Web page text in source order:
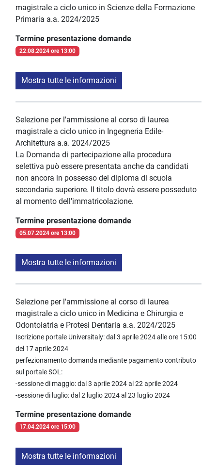
magistrale a ciclo unico in Scienze della Formazione
Primaria a.a. 2024/2025
Termine presentazione domande
22.08.2024 ore 13:00
Mostra tutte le informazioni
Selezione per l'ammissione al corso di laurea
magistrale a ciclo unico in Ingegneria Edile-
Architettura a.a. 2024/2025
La Domanda di partecipazione alla procedura
selettiva può essere presentata anche da candidati
non ancora in possesso del diploma di scuola
secondaria superiore. Il titolo dovrà essere posseduto
al momento dell'immatricolazione.
Termine presentazione domande
05.07.2024 ore 13:00
Mostra tutte le informazioni
Selezione per l'ammissione al corso di laurea
magistrale a ciclo unico in Medicina e Chirurgia e
Odontoiatria e Protesi Dentaria a.a. 2024/2025
Iscrizione portale Universitaly: dal 3 aprile 2024 alle ore 15:00
del 17 aprile 2024
perfezionamento domanda mediante pagamento contributo
sul portale SOL:
-sessione di maggio: dal 3 aprile 2024 al 22 aprile 2024
-sessione di luglio: dal 2 luglio 2024 al 23 luglio 2024
Termine presentazione domande
17.04.2024 ore 15:00
Mostra tutte le informazioni